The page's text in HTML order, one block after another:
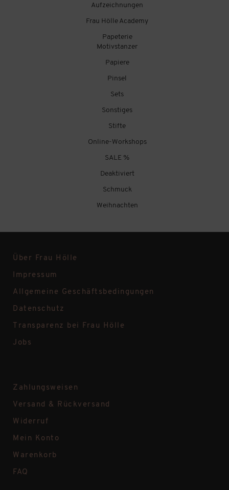
Aufzeichnungen
Frau Hölle Academy
Papeterie
Motivstanzer
Papiere
Pinsel
Sets
Sonstiges
Stifte
Online-Workshops
SALE %
Deaktiviert
Schmuck
Weihnachten
Über Frau Hölle
Impressum
Allgemeine Geschäftsbedingungen
Datenschutz
Transparenz bei Frau Hölle
Jobs
Zahlungsweisen
Versand & Rückversand
Widerruf
Mein Konto
Warenkorb
FAQ